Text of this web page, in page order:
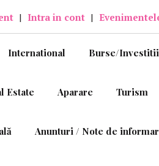
| Intra in cont |
International Burse/Investitii
Estate Aparare Turism
Anunturi / Note de